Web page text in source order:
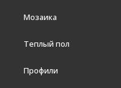
Мозаика
Теплый пол
Профили